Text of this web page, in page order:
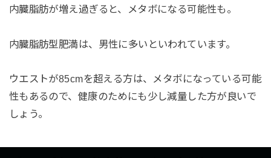
内臓脂肪が増え過ぎると、メタボになる可能性も。
内臓脂肪型肥満は、男性に多いといわれています。
ウエストが85cmを超える方は、メタボになっている可能
性もあるので、健康のためにも少し減量した方が良いで
しょう。